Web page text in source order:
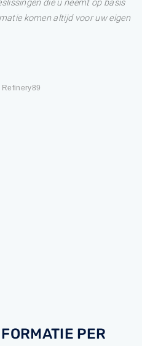
die u neemt op basis
komen altijd voor uw eigen
PER